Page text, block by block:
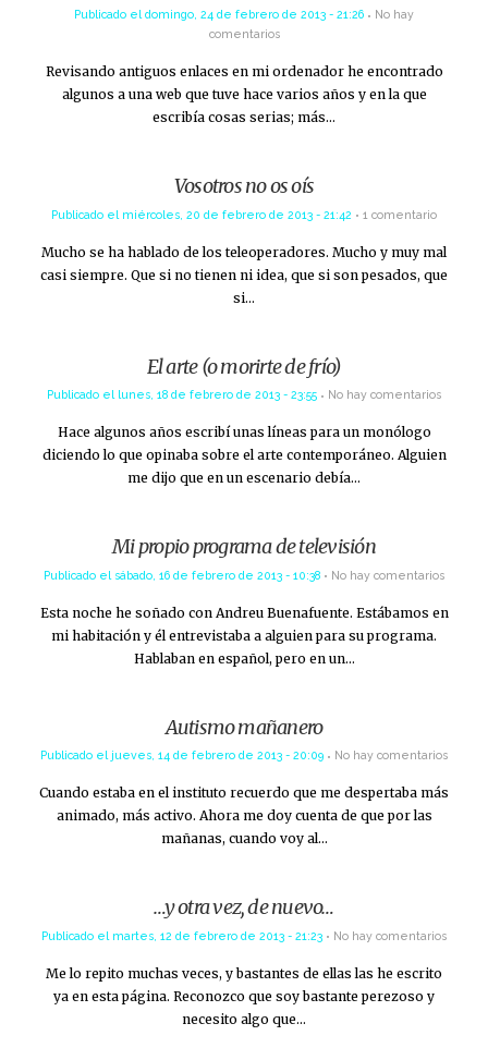
Publicado el domingo, 24 de febrero de 2013 - 21:26
No hay
comentarios
Revisando antiguos enlaces en mi ordenador he encontrado
algunos a una web que tuve hace varios años y en la que
escribía cosas serias; más…
Vosotros no os oís
Publicado el miércoles, 20 de febrero de 2013 - 21:42 1 comentario
Mucho se ha hablado de los teleoperadores. Mucho y muy mal
casi siempre. Que si no tienen ni idea, que si son pesados, que
si…
El arte (o morirte de frío)
Publicado el lunes, 18 de febrero de 2013 - 23:55 No hay comentarios
Hace algunos años escribí unas líneas para un monólogo
diciendo lo que opinaba sobre el arte contemporáneo. Alguien
me dijo que en un escenario debía…
Mi propio programa de televisión
Publicado el sábado, 16 de febrero de 2013 - 10:38 No hay comentarios
Esta noche he soñado con Andreu Buenafuente. Estábamos en
mi habitación y él entrevistaba a alguien para su programa.
Hablaban en español, pero en un…
Autismo mañanero
Publicado el jueves, 14 de febrero de 2013 - 20:09 No hay comentarios
Cuando estaba en el instituto recuerdo que me despertaba más
animado, más activo. Ahora me doy cuenta de que por las
mañanas, cuando voy al…
…y otra vez, de nuevo…
Publicado el martes, 12 de febrero de 2013 - 21:23 No hay comentarios
Me lo repito muchas veces, y bastantes de ellas las he escrito
ya en esta página. Reconozco que soy bastante perezoso y
necesito algo que…